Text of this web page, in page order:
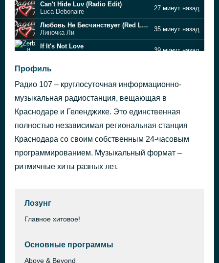
Can't Hide Luv (Radio Edit)
Luca Debonaire
27 минут назад
Любовь Не Бесчинствует (Red Line, M1CH3L P Radio Remix)
Линочка Ли
35 минут назад
If It's Not Love
39 минут назад
Set Me Free (Radio Edit)
I Just Might
Bruno Mars
Deep In Your Ocean (Radio Edit)
Bump Flicker;VLXN
1 час назад
Na Na Na (Radio Edit)
Asparagus Project
Профиль
Радио 107 – круглосуточная информационно-
музыкальная радиостанция, вещающая в
Краснодаре и Геленджике. Это единственная
полностью независимая региональная станция
Краснодара со своим собственным 24-часовым
программированием. Музыкальный формат –
ритмичные хиты разных лет.
Лозунг
Главное хитовое!
Основные программы
Above & Beyond